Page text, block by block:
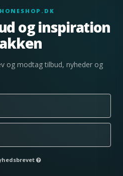
og inspiration
og modtag tilbud, nyheder og